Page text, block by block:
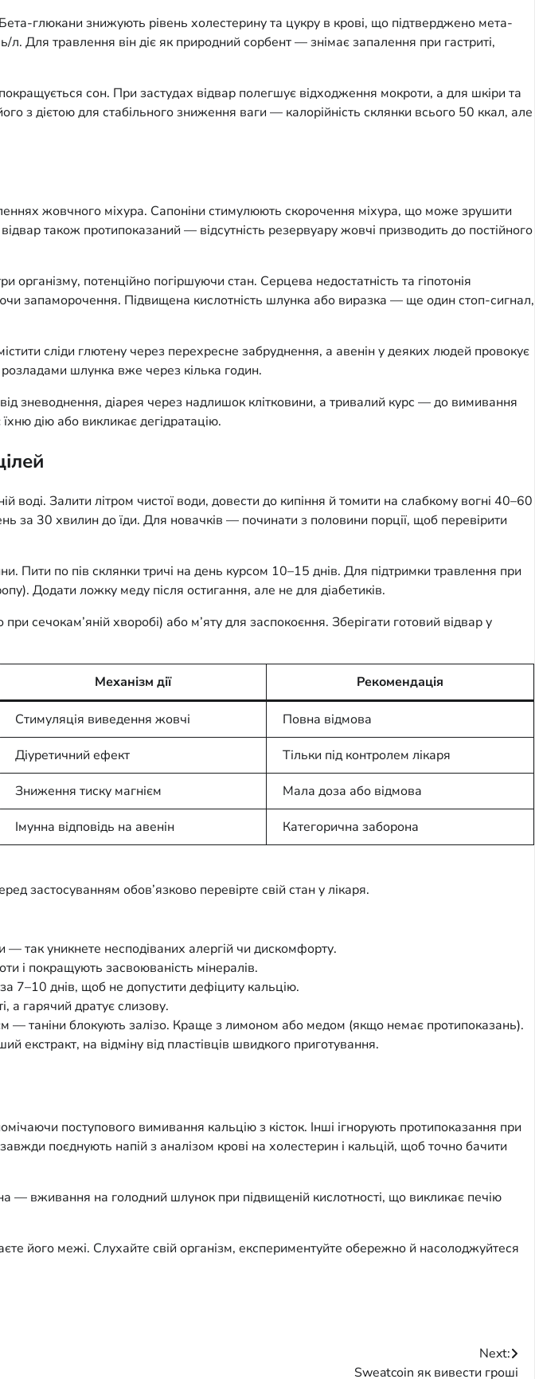
глюкани знижують рівень холестерину та цукру в крові, що підтверджено мета-
травлення він діє як природний сорбент — знімає запалення при гастриті,
сон. При застудах відвар полегшує відходження мокроти, а для шкіри та
з дієтою для стабільного зниження ваги — калорійність склянки всього 50 ккал, але
жовчного міхура. Сапоніни стимулюють скорочення міхура, що може зрушити
також протипоказаний — відсутність резервуару жовчі призводить до постійного
потенційно погіршуючи стан. Серцева недостатність та гіпотонія
запаморочення. Підвищена кислотність шлунка або виразка — ще один стоп-сигнал,
сліди глютену через перехресне забруднення, а авенін у деяких людей провокує
шлунка вже через кілька годин.
зневоднення, діарея через надлишок клітковини, а тривалий курс — до вимивання
дію або викликає дегідратацію.
Залити літром чистої води, довести до кипіння й томити на слабкому вогні 40–60
30 хвилин до їди. Для новачків — починати з половини порції, щоб перевірити
по пів склянки тричі на день курсом 10–15 днів. Для підтримки травлення при
Додати ложку меду після остигання, але не для діабетиків.
сечокам’яній хворобі) або м’яту для заспокоєння. Зберігати готовий відвар у
Механізм дії Рекомендація
Стимуляція виведення жовчі Повна відмова
Діуретичний ефект Тільки під контролем лікаря
Зниження тиску магнієм Мала доза або відмова
Імунна відповідь на авенін Категорична заборона
застосуванням обов’язково перевірте свій стан у лікаря.
— так уникнете несподіваних алергій чи дискомфорту.
і покращують засвоюваність мінералів.
7–10 днів, щоб не допустити дефіциту кальцію.
а гарячий дратує слизову.
— таніни блокують залізо. Краще з лимоном або медом (якщо немає протипоказань).
екстракт, на відміну від пластівців швидкого приготування.
поступового вимивання кальцію з кісток. Інші ігнорують протипоказання при
поєднують напій з аналізом крові на холестерин і кальцій, щоб точно бачити
вживання на голодний шлунок при підвищеній кислотності, що викликає печію
його межі. Слухайте свій організм, експериментуйте обережно й насолоджуйтеся
Next:
Sweatcoin як вивести гроші